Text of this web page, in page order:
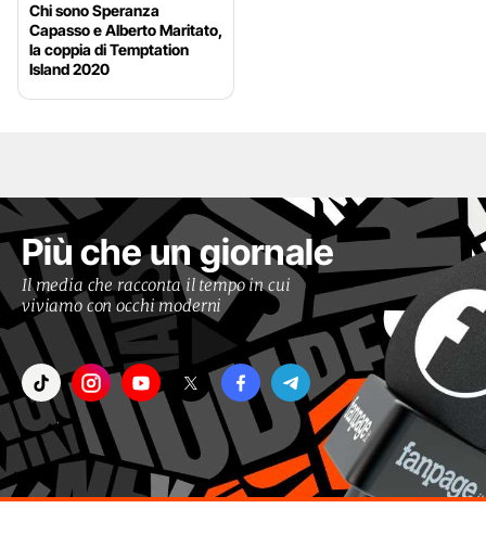
Chi sono Speranza
Capasso e Alberto Maritato,
la coppia di Temptation
Island 2020
Più che un giornale
Il media che racconta il tempo in cui
viviamo con occhi moderni